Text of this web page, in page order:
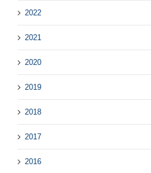
2022
2021
2020
2019
2018
2017
2016